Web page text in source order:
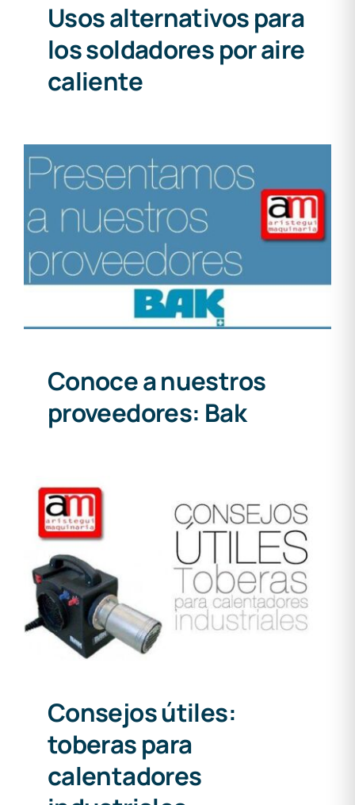
Usos alternativos para
los soldadores por aire
caliente
Conoce a nuestros
proveedores: Bak
Conoce a nuestros
proveedores: Bak
Consejos útiles: toberas
para calentadores
industriales
Consejos útiles:
toberas para
calentadores